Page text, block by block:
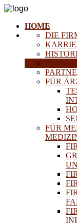
HOME
DIE
FÜR
FÜR